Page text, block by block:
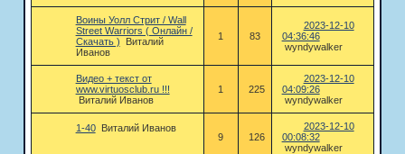
Воины Уолл Стрит / Wall
Street Warriors ( Онлайн /
Скачать )
Виталий
Иванов
1 83
2023-12-10
04:36:46
wyndywalker
Видео + текст от
www.virtuosclub.ru !!!
Виталий Иванов
1 225
2023-12-10
04:09:26
wyndywalker
1-40
Виталий Иванов
9
126
2023-12-10
00:08:32
wyndywalker